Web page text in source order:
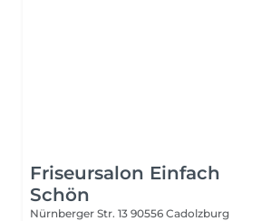
Friseursalon Einfach
Schön
Nürnberger Str. 13 90556 Cadolzburg